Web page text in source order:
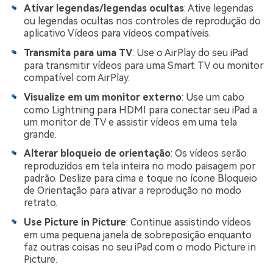
Ativar legendas/legendas ocultas: Ative legendas
ou legendas ocultas nos controles de reprodução do
aplicativo Vídeos para vídeos compatíveis.
Transmita para uma TV: Use o AirPlay do seu iPad
para transmitir vídeos para uma Smart TV ou monitor
compatível com AirPlay.
Visualize em um monitor externo: Use um cabo
como Lightning para HDMI para conectar seu iPad a
um monitor de TV e assistir vídeos em uma tela
grande.
Alterar bloqueio de orientação: Os vídeos serão
reproduzidos em tela inteira no modo paisagem por
padrão. Deslize para cima e toque no ícone Bloqueio
de Orientação para ativar a reprodução no modo
retrato.
Use Picture in Picture: Continue assistindo vídeos
em uma pequena janela de sobreposição enquanto
faz outras coisas no seu iPad com o modo Picture in
Picture.